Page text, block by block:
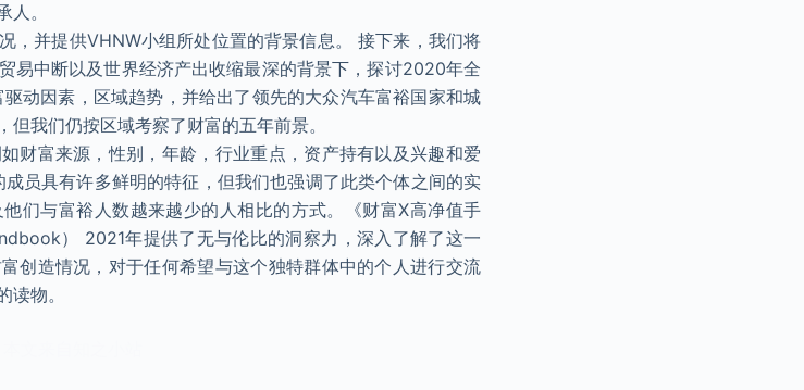
。
，并提供VHNW小组所处位置的背景信息。 接下来，我们将
易中断以及世界经济产出收缩最深的背景下，探讨2020年全
动因素，区域趋势，并给出了领先的大众汽车富裕国家和城
我们仍按区域考察了财富的五年前景。
财富来源，性别，年龄，行业重点，资产持有以及兴趣和爱
员具有许多鲜明的特征，但我们也强调了此类个体之间的实
们与富裕人数越来越少的人相比的方式。《财富X高净值手
） 2021年提供了无与伦比的洞察力，深入了解了这一
创造情况，对于任何希望与这个独特群体中的个人进行交流
物。